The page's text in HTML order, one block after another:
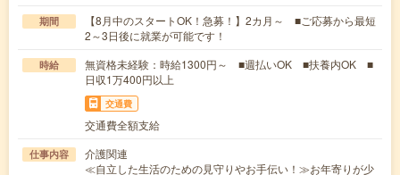
期間
【8月中のスタートOK！急募！】2カ月～ ■ご応募から最短
2～3日後に就業が可能です！
時給
無資格未経験：時給1300円～ ■週払いOK ■扶養内OK ■
日収1万400円以上
交通費
交通費全額支給
仕事内容
介護関連
≪自立した生活のための見守りやお手伝い！≫お年寄りが少